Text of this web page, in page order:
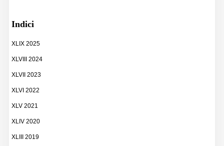
Indici
XLIX 2025
XLVIII 2024
XLVII 2023
XLVI 2022
XLV 2021
XLIV 2020
XLIII 2019